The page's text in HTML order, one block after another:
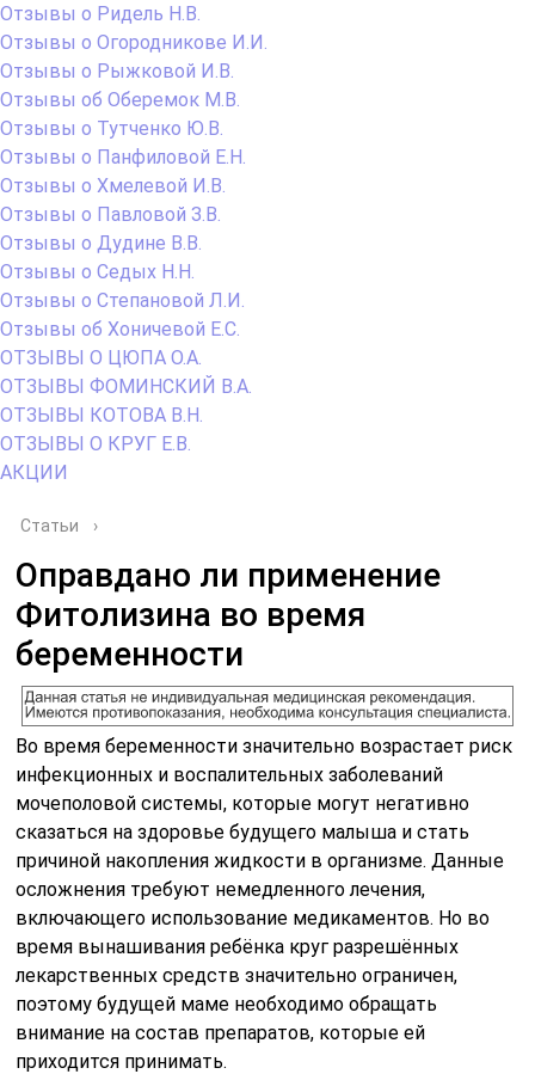
Отзывы о Ридель Н.В.
Отзывы о Огородникове И.И.
Отзывы о Рыжковой И.В.
Отзывы об Оберемок М.В.
Отзывы о Тутченко Ю.В.
Отзывы о Панфиловой Е.Н.
Отзывы о Хмелевой И.В.
Отзывы о Павловой З.В.
Отзывы о Дудине В.В.
Отзывы о Седых Н.Н.
Отзывы о Степановой Л.И.
Отзывы об Хоничевой Е.С.
ОТЗЫВЫ О ЦЮПА О.А.
ОТЗЫВЫ ФОМИНСКИЙ В.А.
ОТЗЫВЫ КОТОВА В.Н.
ОТЗЫВЫ О КРУГ Е.В.
АКЦИИ
Статьи ›
Оправдано ли применение
Фитолизина во время
беременности
Во время беременности значительно возрастает риск
инфекционных и воспалительных заболеваний
мочеполовой системы, которые могут негативно
сказаться на здоровье будущего малыша и стать
причиной накопления жидкости в организме. Данные
осложнения требуют немедленного лечения,
включающего использование медикаментов. Но во
время вынашивания ребёнка круг разрешённых
лекарственных средств значительно ограничен,
поэтому будущей маме необходимо обращать
внимание на состав препаратов, которые ей
приходится принимать.